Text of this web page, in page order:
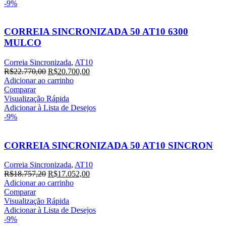
-9%
CORREIA SINCRONIZADA 50 AT10 6300
MULCO
Correia Sincronizada, AT10
R$22.770,00 O
preço
era:
R$22.770,00.
R$20.700,00O
R$20.700,00.
Adicionar ao carrinho
Comparar
Visualização Rápida
Adicionar à Lista de Desejos
-9%
CORREIA SINCRONIZADA 50 AT10 SINCRON
Correia Sincronizada, AT10
R$18.757,20 O
preço
era:
R$18.757,20.
R$17.052,00O
R$17.052,00.
Adicionar ao carrinho
Comparar
Visualização Rápida
Adicionar à Lista de Desejos
-9%